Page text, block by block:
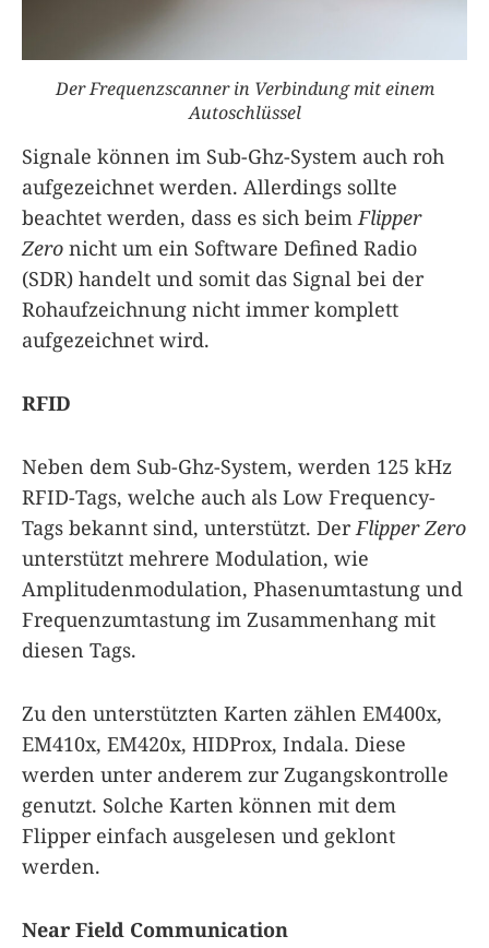
Der Frequenzscanner in Verbindung mit einem
Autoschlüssel
Signale können im Sub-Ghz-System auch roh
aufgezeichnet werden. Allerdings sollte
beachtet werden, dass es sich beimFlipper
Zero nicht um ein Software Defined Radio
(SDR) handelt und somit das Signal bei der
Rohaufzeichnung nicht immer komplett
aufgezeichnet wird.
RFID
Neben dem Sub-Ghz-System, werden 125 kHz
RFID-Tags, welche auch als Low Frequency-
Tags bekannt sind, unterstützt. DerFlipper Zero
unterstützt mehrere Modulation, wie
Amplitudenmodulation, Phasenumtastung und
Frequenzumtastung im Zusammenhang mit
diesen Tags.
Zu den unterstützten Karten zählen EM400x,
EM410x, EM420x, HIDProx, Indala. Diese
werden unter anderem zur Zugangskontrolle
genutzt. Solche Karten können mit dem
Flipper einfach ausgelesen und geklont
werden.
Near Field Communication